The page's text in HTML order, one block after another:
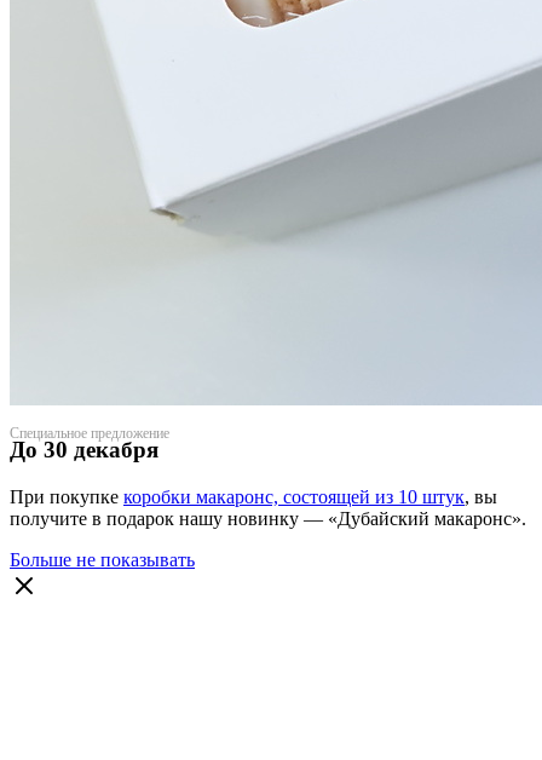
Специальное предложение
До 30 декабря
При покупке коробки макаронс, состоящей из 10 штук, вы
получите в подарок нашу новинку — «Дубайский макаронс».
Больше не показывать